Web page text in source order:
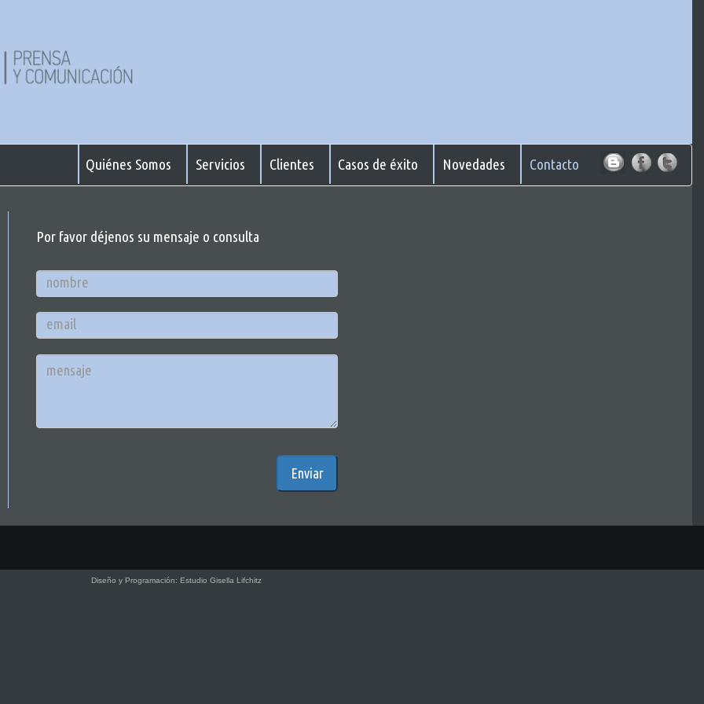
Quiénes Somos Servicios Clientes Casos de éxito Novedades Contacto
Por favor déjenos su mensaje o consulta
Enviar
Diseño y Programación: Estudio Gisella Lifchitz